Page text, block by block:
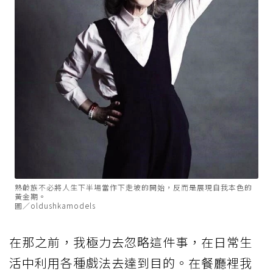
熟齡族不必將人生下半場當作下走坡的開始，反而是展現自我本色的
黃金期。
圖／oldushkamodels
在那之前，我極力去忽略這件事，在日常生
活中利用各種戲法去達到目的。在餐廳裡我